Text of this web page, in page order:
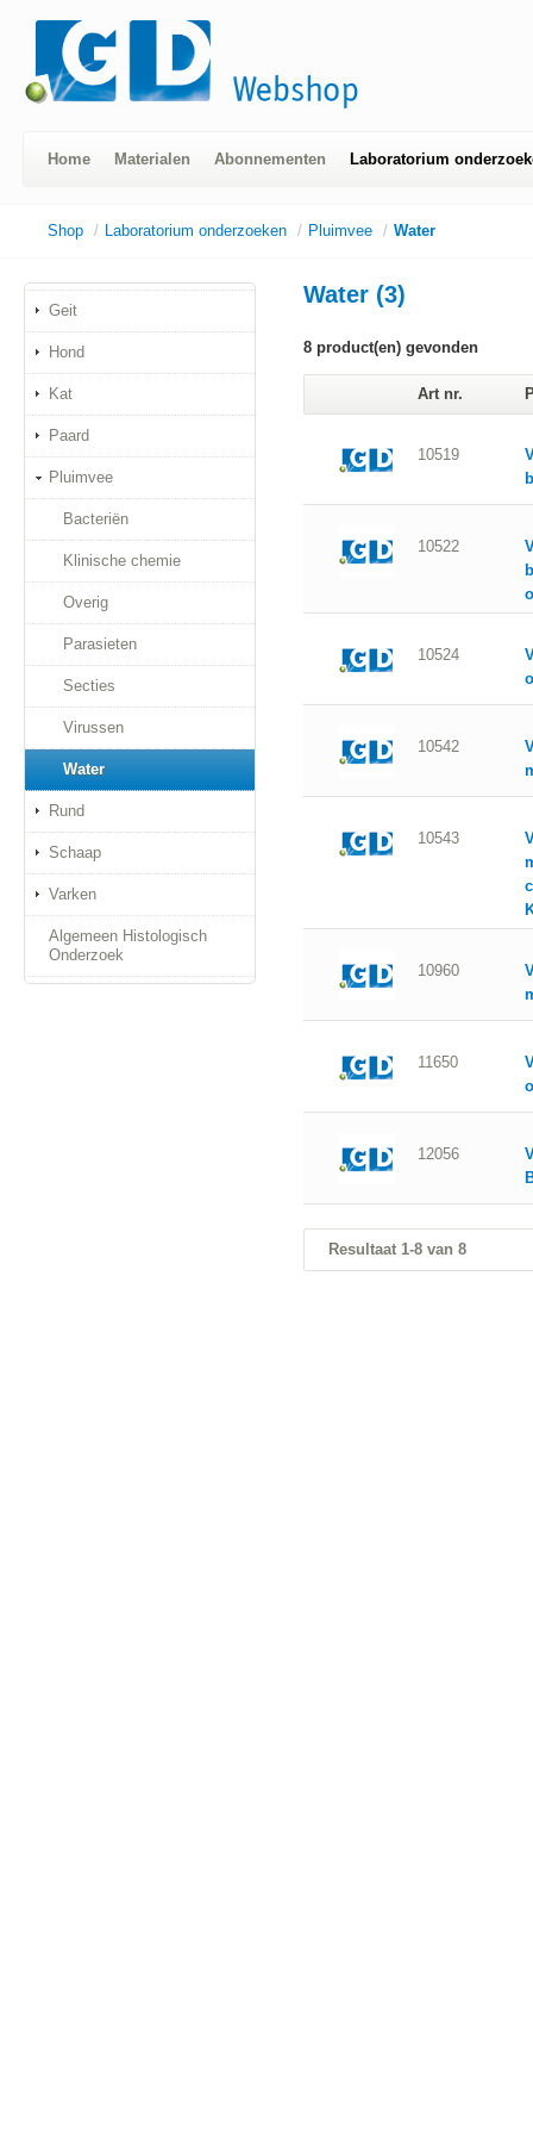
Home Materialen Abonnementen Laboratorium
Shop / Laboratorium onderzoeken / Pluimvee / Water
Geit
Hond
Kat
Paard
Pluimvee
Bacteriën
Klinische chemie
Overig
Parasieten
Secties
Virussen
Water
Rund
Schaap
Varken
Algemeen Histologisch
Onderzoek
Water (3)
8 product(en) gevonden
Art nr.
10519
10522
10524
10542
10543
10960
11650
12056
Resultaat 1-8 van 8